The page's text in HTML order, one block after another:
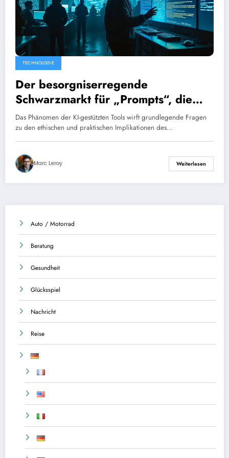
TECHNOLOGIE
Der besorgniserregende
Schwarzmarkt für „Prompts“, die
das Potenzial von KI freisetzen
Das Phänomen der KI-gestützten Tools wirft grundlegende Fragen
zu den ethischen und praktischen Implikationen des…
Marc Leroy Weiterlesen
Auto / Motorrad
Beratung
Gesundheit
Glücksspiel
Nachricht
Reise